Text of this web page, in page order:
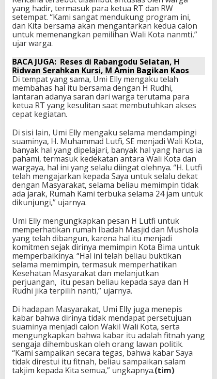
yang hadir, termasuk para ketua RT dan RW
setempat. “Kami sangat mendukung program ini,
dan Kita bersama akan mengantarkan kedua calon
untuk memenangkan pemilihan Wali Kota nanmti,”
ujar warga.
BACA JUGA: Reses di Rabangodu Selatan, H
Ridwan Serahkan Kursi, M Amin Bagikan Kaos
Di tempat yang sama, Umi Elly mengaku telah
membahas hal itu bersama dengan H Rudhi,
lantaran adanya saran dari warga terutama para
ketua RT yang kesulitan saat membutuhkan akses
cepat kegiatan.
Di sisi lain, Umi Elly mengaku selama mendampingi
suaminya, H. Muhammad Lutfi, SE menjadi Wali Kota,
banyak hal yang dipelajari, banyak hal yang harus ia
pahami, termasuk kedekatan antara Wali Kota dan
wargaya, hal ini yang selalu diingat olehnya. “H. Lutfi
telah mengajarkan kepada Saya untuk selalu dekat
dengan Masyarakat, selama beliau memimpin tidak
ada jarak, Rumah Kami terbuka selama 24 jam untuk
dikunjungi,” ujarnya.
Umi Elly mengungkapkan pesan H Lutfi untuk
memperhatikan rumah Ibadah Masjid dan Mushola
yang telah dibangun, karena hal itu menjadi
komitmen sejak dirinya memimpin Kota Bima untuk
memperbaikinya. “Hal ini telah beliau buktikan
selama memimpin, termasuk memperhatikan
Kesehatan Masyarakat dan melanjutkan
perjuangan, itu pesan beliau kepada saya dan H
Rudhi jika terpilih nanti,” ujarnya.
Di hadapan Masyarakat, Umi Elly juga menepis
kabar bahwa dirinya tidak mendapat persetujuan
suaminya menjadi calon Wakil Wali Kota, serta
mengungkapkan bahwa kabar itu adalah fitnah yang
sengaja dihembuskan oleh orang lawan politik.
“Kami sampaikan secara tegas, bahwa kabar Saya
tidak direstui itu fitnah, beliau sampaikan salam
takjim kepada Kita semua,” ungkapnya.(tim)